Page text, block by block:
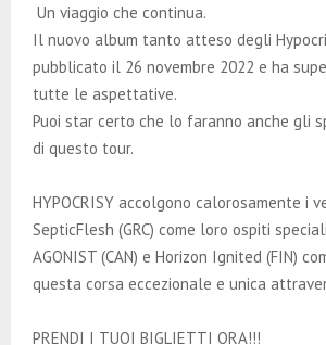
Un viaggio che continua.
Il nuovo album tanto atteso degli
pubblicato il 26 novembre 2022 e ha
tutte le aspettative.
Puoi star certo che lo faranno anche gli
di questo tour.
HYPOCRISY accolgono calorosamente i
SepticFlesh (GRC) come loro ospiti
AGONIST (CAN) e Horizon Ignited (FIN)
questa corsa eccezionale e unica
PRENDI I TUOI BIGLIETTI ORA!!!